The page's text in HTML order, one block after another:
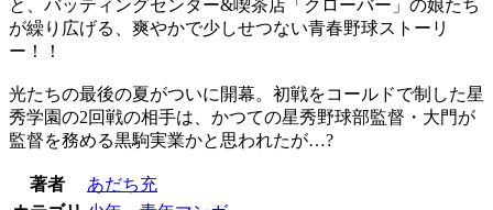
と、バッティングセンター&喫茶店「クローバー」の娘たち
が繰り広げる、爽やかで少しせつない青春野球ストーリ
ー！！
光たちの最後の夏がついに開幕。初戦をコールドで制した星
秀学園の2回戦の相手は、かつての星秀野球部監督・大門が
監督を務める黒駒実業かと思われたが…?
著者
あだち充